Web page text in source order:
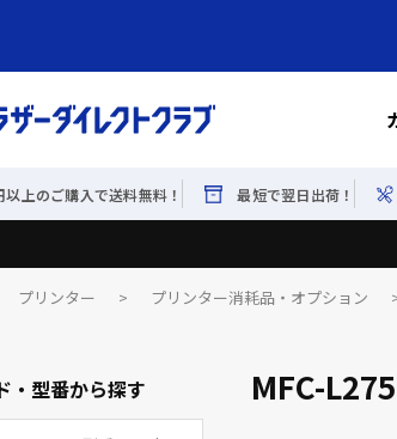
上のご購入で送料無料！ 最短で翌日出荷！
プリンター > プリンター消耗品・オプション
・型番から探す MFC-